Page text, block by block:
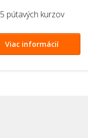
5 pútavých kurzov
Viac informácií